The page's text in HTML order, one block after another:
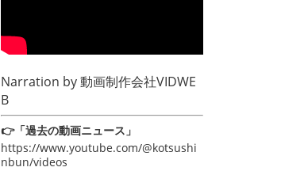
Narration by動画制作会社VIDWE
B
👉「過去の動画ニュース」
https://www.youtube.com/@kotsushi
nbun/videos